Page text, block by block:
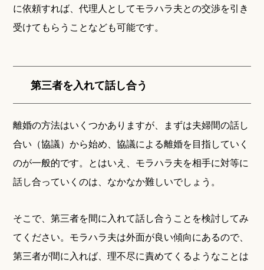
に依頼すれば、代理人としてモラハラ夫との交渉を引き
受けてもらうことなども可能です。
第三者を入れて話し合う
離婚の方法はいくつかありますが、まずは夫婦間の話し
合い（協議）から始め、協議による離婚を目指していく
のが一般的です。とはいえ、モラハラ夫を相手に対等に
話し合っていくのは、なかなか難しいでしょう。
そこで、第三者を間に入れて話し合うことを検討してみ
てください。モラハラ夫は外面が良い傾向にあるので、
第三者が間に入れば、理不尽に責めてくるようなことは